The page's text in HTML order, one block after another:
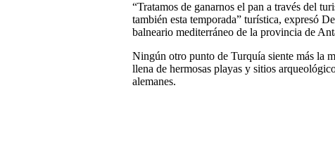
“Tratamos de ganarnos el pan a través del
también esta temporada” turística, expresó
balneario mediterráneo de la provincia de
Ningún otro punto de Turquía siente más la
llena de hermosas playas y sitios
alemanes.